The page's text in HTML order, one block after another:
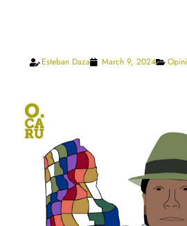
Esteban Daza March 9, 2024